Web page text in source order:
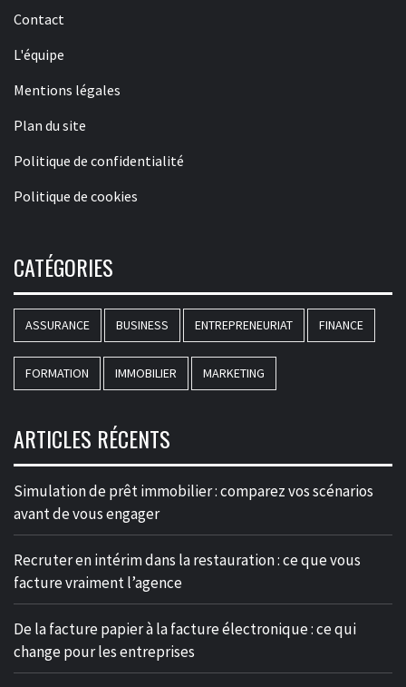
Contact
L'équipe
Mentions légales
Plan du site
Politique de confidentialité
Politique de cookies
CATÉGORIES
ASSURANCE BUSINESS ENTREPRENEURIAT FINANCE
FORMATION IMMOBILIER MARKETING
ARTICLES RÉCENTS
Simulation de prêt immobilier : comparez vos scénarios
avant de vous engager
Recruter en intérim dans la restauration : ce que vous
facture vraiment l’agence
De la facture papier à la facture électronique : ce qui
change pour les entreprises